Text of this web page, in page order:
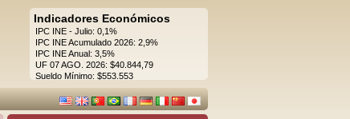
Indicadores Económicos
IPC INE - Julio: 0,1%
IPC INE Acumulado 2026: 2,9%
IPC INE Anual: 3,5%
UF 07 AGO. 2026: $40.844,79
Sueldo Mínimo: $553.553